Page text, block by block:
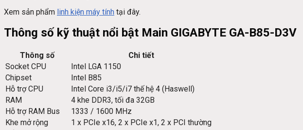
Xem sản phẩm linh kiện máy tính tại đây.
Thông số kỹ thuật nổi bật Main GIGABYTE GA-B85-D3V
Thông số
Chi tiết
Socket CPU
Intel LGA 1150
Chipset
Intel B85
Hỗ trợ CPU
Intel Core i3/i5/i7 thế hệ 4 (Haswell)
RAM
4 khe DDR3, tối đa 32GB
Hỗ trợ RAM Bus
1333 / 1600 MHz
Khe mở rộng
1 x PCIe x16, 2 x PCIe x1, 2 x PCI thường